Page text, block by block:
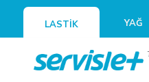
LASTİK YAĞ